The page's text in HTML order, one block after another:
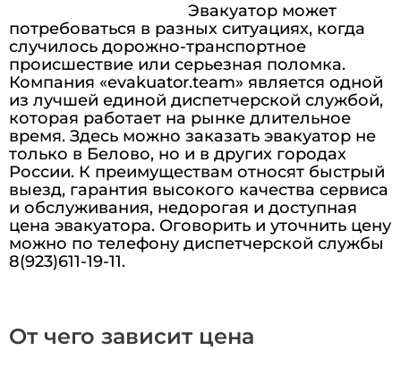
Эвакуатор может
потребоваться в разных ситуациях, когда
случилось дорожно-транспортное
происшествие или серьезная поломка.
Компания «evakuator.team» является одной
из лучшей единой диспетчерской службой,
которая работает на рынке длительное
время. Здесь можно заказать эвакуатор не
только в Белово, но и в других городах
России. К преимуществам относят быстрый
выезд, гарантия высокого качества сервиса
и обслуживания, недорогая и доступная
цена эвакуатора. Оговорить и уточнить цену
можно по телефону диспетчерской службы
8(923)611-19-11.
От чего зависит цена